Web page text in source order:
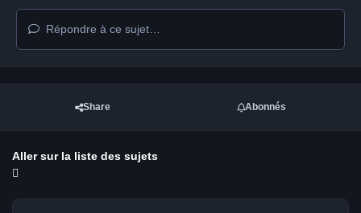
Répondre à ce sujet…
Share Abonnés
Aller sur la liste des sujets